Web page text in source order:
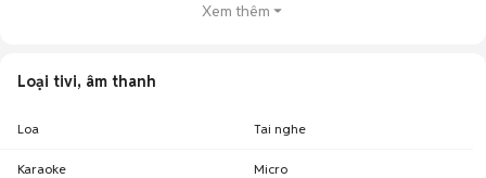
Xem thêm
Loại tivi, âm thanh
Loa Tai nghe
Karaoke Micro